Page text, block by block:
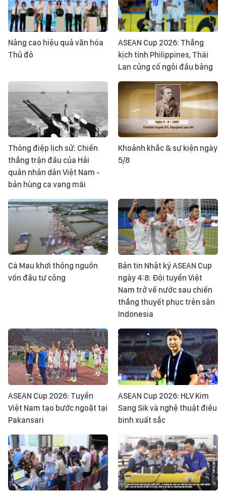
Nâng cao hiệu quả văn hóa
Thủ đô
ASEAN Cup 2026: Thắng
kịch tính Philippines, Thái
Lan củng cố ngôi đầu bảng
Thông điệp lịch sử: Chiến
thắng trận đầu của Hải
quân nhân dân Việt Nam -
bản hùng ca vang mãi
Khoảnh khắc & sự kiện ngày
5/8
Cà Mau khơi thông nguồn
vốn đầu tư công
Bản tin Nhật ký ASEAN Cup
ngày 4:8: Đội tuyển Việt
Nam trở về nước sau chiến
thắng thuyết phục trên sân
Indonesia
ASEAN Cup 2026: Tuyển
Việt Nam tạo bước ngoặt tại
Pakansari
ASEAN Cup 2026: HLV Kim
Sang Sik và nghệ thuật điều
binh xuất sắc